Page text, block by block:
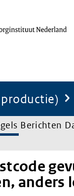
Berichten
anders